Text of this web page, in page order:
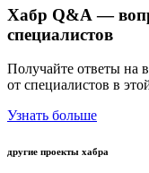
Хабр Q&A —
специалистов
Получайте ответы на
от специалистов в
Узнать больше
другие проекты хабра